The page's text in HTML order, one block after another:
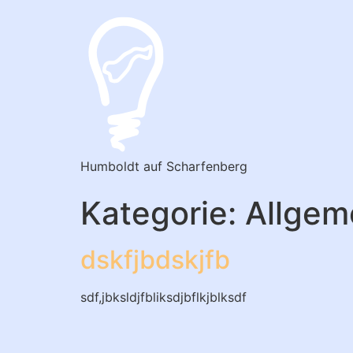
Humboldt auf Scharfenberg
Kategorie:
dskfjbdskjfb
sdf,jbksldjfbliksdjbflkjblksdf